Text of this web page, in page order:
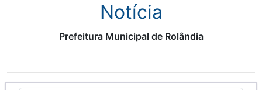
Notícia
Prefeitura Municipal de Rolândia